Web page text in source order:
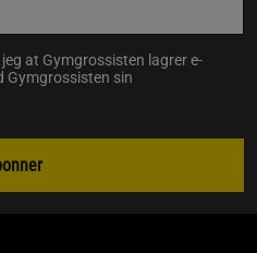
at Gymgrossisten lagrer e-
Gymgrossisten sin